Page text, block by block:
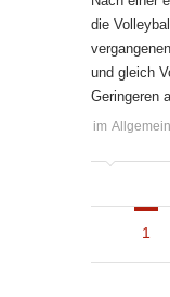
die
und gleich
Geringeren
im Allgemein
1